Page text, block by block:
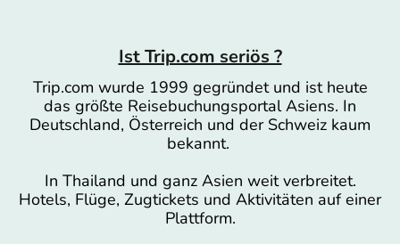
Ist Trip.com seriös ?
Trip.com wurde 1999 gegründet und ist heute
das größte Reisebuchungsportal Asiens. In
Deutschland, Österreich und der Schweiz kaum
bekannt.
In Thailand und ganz Asien weit verbreitet.
Hotels, Flüge, Zugtickets und Aktivitäten auf einer
Plattform.